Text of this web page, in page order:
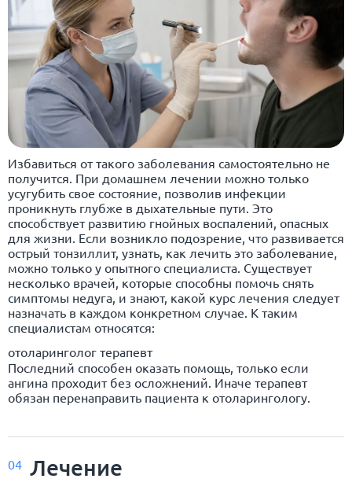
Избавиться от такого заболевания самостоятельно не
получится. При домашнем лечении можно только
усугубить свое состояние, позволив инфекции
проникнуть глубже в дыхательные пути. Это
способствует развитию гнойных воспалений, опасных
для жизни. Если возникло подозрение, что развивается
острый тонзиллит, узнать, как лечить это заболевание,
можно только у опытного специалиста. Существует
несколько врачей, которые способны помочь снять
симптомы недуга, и знают, какой курс лечения следует
назначать в каждом конкретном случае. К таким
специалистам относятся:
отоларинголог терапевт
Последний способен оказать помощь, только если
ангина проходит без осложнений. Иначе терапевт
обязан перенаправить пациента к отоларингологу.
04 Лечение